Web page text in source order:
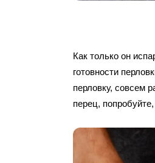
Как только он
готовности
перловку, совсем
перец,